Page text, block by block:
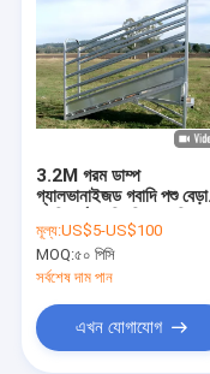
3.2M গরম ডাম্প
গ্যালভানাইজড গবাদি পশু বেড়া
বেড়া প্যানেল
মূল্য:US$5-US$100
MOQ:৫০ পিসি
সর্বশেষ দাম পান
এখন যোগাযোগ